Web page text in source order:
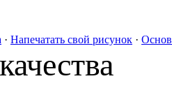
· Напечатать свой рисунок ·